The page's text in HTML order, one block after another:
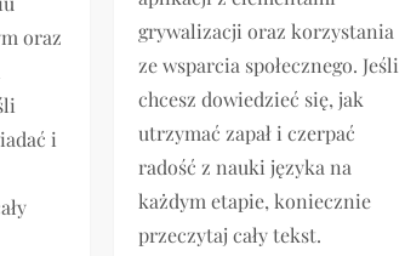
oraz
i
grywalizacji oraz korzystania
ze wsparcia społecznego. Jeśli
chcesz dowiedzieć się, jak
utrzymać zapał i czerpać
radość z nauki języka na
każdym etapie, koniecznie
przeczytaj cały tekst.